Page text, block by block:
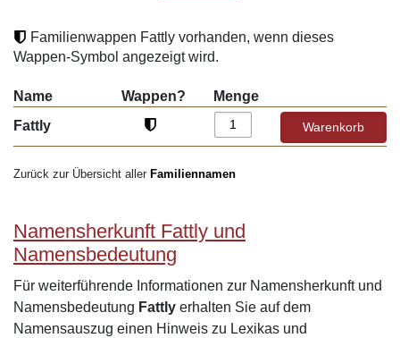
Familienwappen Fattly vorhanden, wenn dieses
Wappen-Symbol angezeigt wird.
Name Wappen?
Menge
Fattly
Zurück zur Übersicht aller Familiennamen
Namensherkunft Fattly und
Namensbedeutung
Für weiterführende Informationen zur Namensherkunft und
Namensbedeutung Fattly erhalten Sie auf dem
Namensauszug einen Hinweis zu Lexikas und